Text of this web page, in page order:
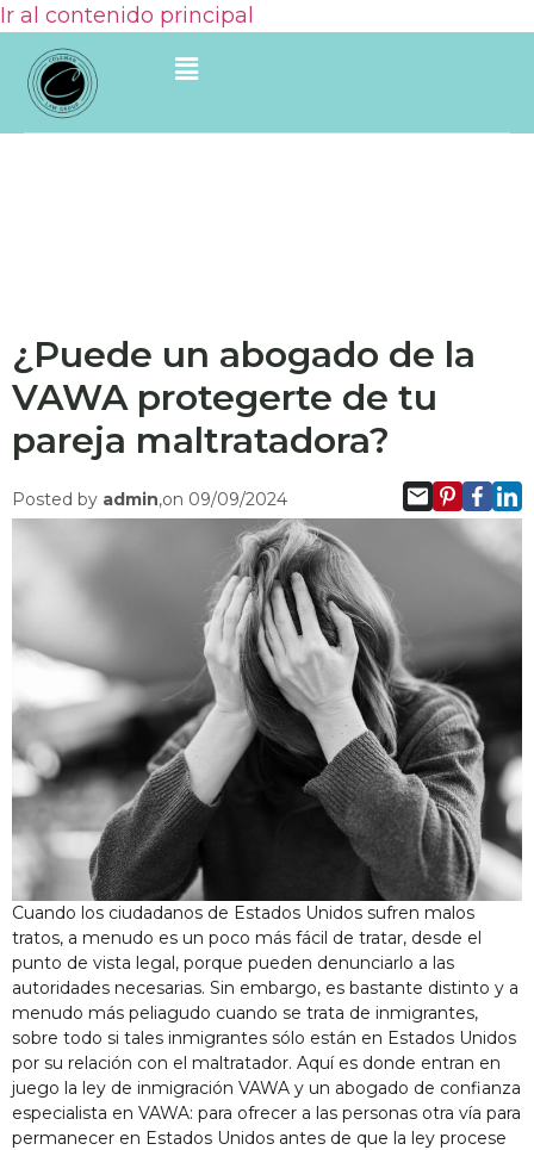
Ir al contenido principal
¿Puede un abogado de la
VAWA protegerte de tu
pareja maltratadora?
Posted by admin,on 09/09/2024
Cuando los ciudadanos de Estados Unidos sufren malos
tratos, a menudo es un poco más fácil de tratar, desde el
punto de vista legal, porque pueden denunciarlo a las
autoridades necesarias. Sin embargo, es bastante distinto y a
menudo más peliagudo cuando se trata de inmigrantes,
sobre todo si tales inmigrantes sólo están en Estados Unidos
por su relación con el maltratador. Aquí es donde entran en
juego la ley de inmigración VAWA y un abogado de confianza
especialista en VAWA: para ofrecer a las personas otra vía para
permanecer en Estados Unidos antes de que la ley procese